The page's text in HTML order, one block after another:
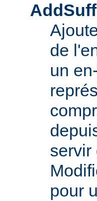
de
un
servir
pour